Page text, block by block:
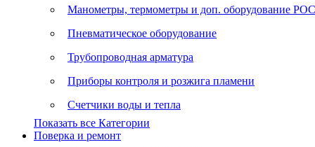
Манометры, термометры и доп. оборудование
Пневматическое оборудование
Трубопроводная арматура
Приборы контроля и розжига пламени
Счетчики воды и тепла
Показать все Категории
Поверка и ремонт